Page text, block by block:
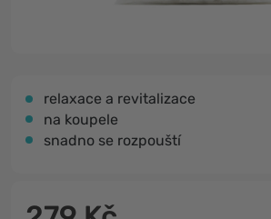
relaxace a revitalizace
na koupele
snadno se rozpouští